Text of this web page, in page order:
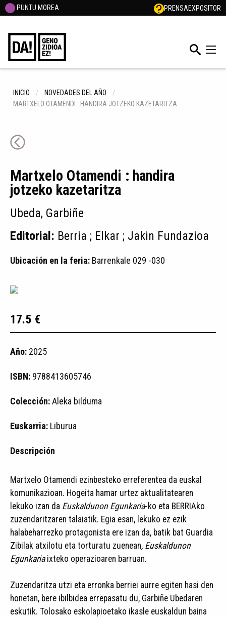
PUNTU MOREA PRENSAEXPOSITOR
INICIO
NOVEDADES DEL AÑO
MARTXELO OTAMENDI : HANDIRA JOTZEKO KAZETARITZA
Martxelo Otamendi : handira
jotzeko kazetaritza
Ubeda, Garbiñe
Editorial: Berria ; Elkar ; Jakin Fundazioa
Ubicación en la feria: Barrenkale 029 -030
17.5 €
Año: 2025
ISBN: 9788413605746
Colección:Aleka bilduma
Euskarria: Liburua
Descripción
Martxelo Otamendi ezinbesteko erreferentea da euskal
komunikazioan. Hogeita hamar urtez aktualitatearen
lekuko izan da Euskaldunon Egunkaria-ko eta BERRIAko
zuzendaritzaren talaiatik. Egia esan, lekuko ez ezik
halabeharrezko protagonista ere izan da, batik bat Guardia
Zibilak atxilotu eta torturatu zuenean, Euskaldunon
Egunkariaixteko operazioaren barruan.
Zuzendaritza utzi eta erronka berriei aurre egiten hasi den
honetan, bere ibilbidea errepasatu du, Garbiñe Ubedaren
eskutik. Tolosako eskolapioetako ikasle euskaldun baina